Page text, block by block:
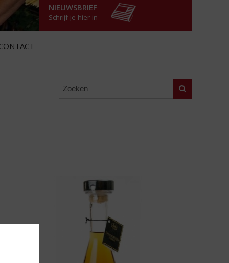
NIEUWSBRIEF
Schrijf je hier in
Zoeken